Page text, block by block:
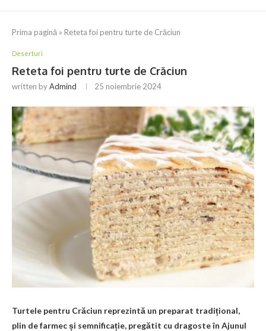
Prima pagină » Reteta foi pentru turte de Crăciun
Deserturi
Reteta foi pentru turte de Crăciun
written byAdmind 25 noiembrie 2024
Turtele pentru Crăciun reprezintă un preparat tradițional,
plin de farmec și semnificație, pregătit cu dragoste în Ajunul